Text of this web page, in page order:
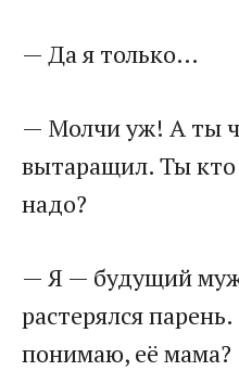
​— Да я только…​
​— Молчи уж! А ты
вытаращил. Ты кто
надо?​
​— Я — будущий
растерялся
понимаю, её мама?​